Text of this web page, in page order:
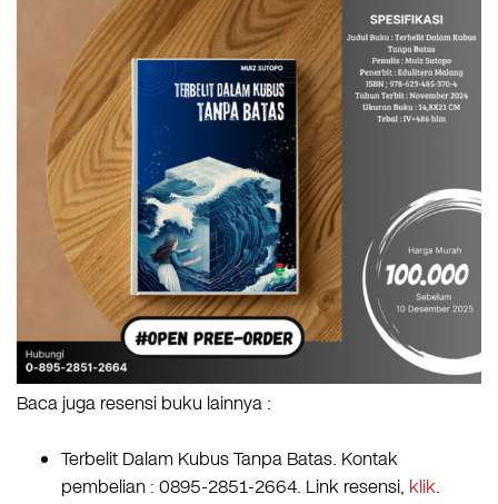
Baca juga resensi buku lainnya :
Terbelit Dalam Kubus Tanpa Batas. Kontak
pembelian : 0895-2851-2664. Link resensi, klik.